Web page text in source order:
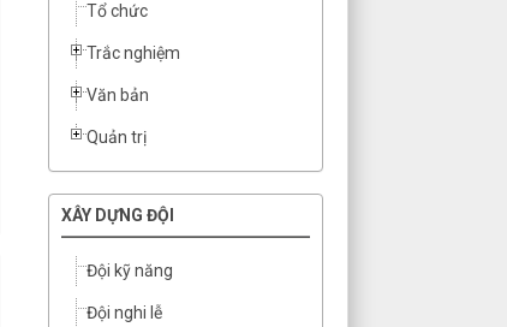
Tổ chức
Trắc nghiệm
Văn bản
Quản trị
XÂY DỰNG ĐỘI
Đội kỹ năng
Đội nghi lễ